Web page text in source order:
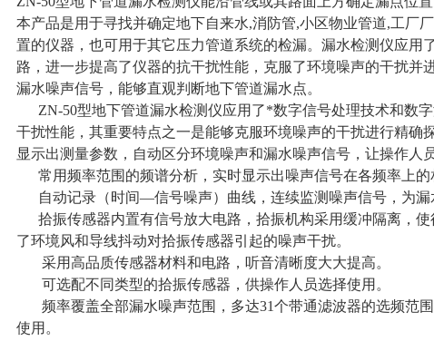
本产品是用于寻找并确定地下自来水,消防管,小区物业管道,工厂
置的仪器，也可用于其它压力管道系统的检漏。漏水检测仪应用
路，进一步提高了仪器的抗干扰性能，克服了环境噪声的干扰并
漏水噪声信号，能够直观判断地下管道漏水点。
ZN-50型地下管道漏水检测仪应用了*数字信号处理技术和数
干扰性能，其重要特点之一是能够克服环境噪声的干扰进行精确
显示出测量参数，自动区分环境噪声和漏水噪声信号，让操作人
常用频率范围的频谱分析，实时显示出噪声信号在各频率上的
自动记录（时间—信号噪声）曲线，连续监测噪声信号，为漏
拾振传感器内置有信号放大电路，拾振机构采用缓冲隔离，使
了环境风和导线抖动对拾振传感器引起的噪声干扰。
采用高品质传感器材料和电路，听音清晰度大大提高。
可选配不同类型的拾振传感器，供操作人员选择使用。
频率覆盖全部漏水噪声范围，多达31个带通滤波器的选频范
使用。